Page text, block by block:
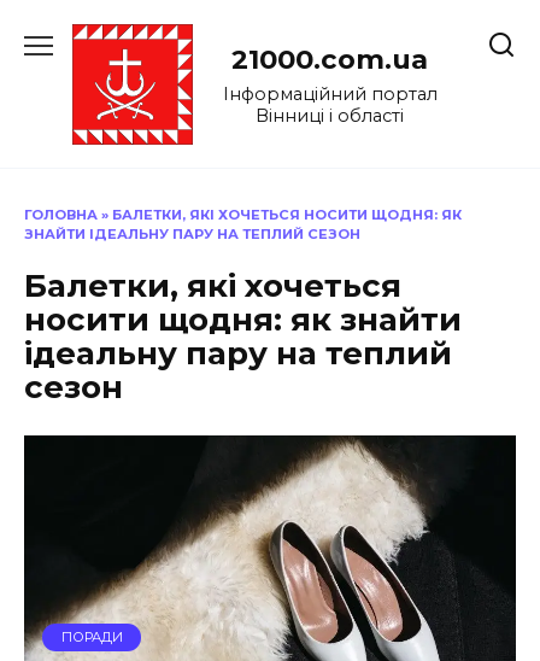
до
21000.com.ua
Інформаційний портал
Вінниці і області
ГОЛОВНА » БАЛЕТКИ, ЯКІ ХОЧЕТЬСЯ НОСИТИ ЩОДНЯ: ЯК
ЗНАЙТИ ІДЕАЛЬНУ ПАРУ НА ТЕПЛИЙ СЕЗОН
Балетки, які хочеться
носити щодня: як знайти
ідеальну пару на теплий
сезон
ПОРАДИ